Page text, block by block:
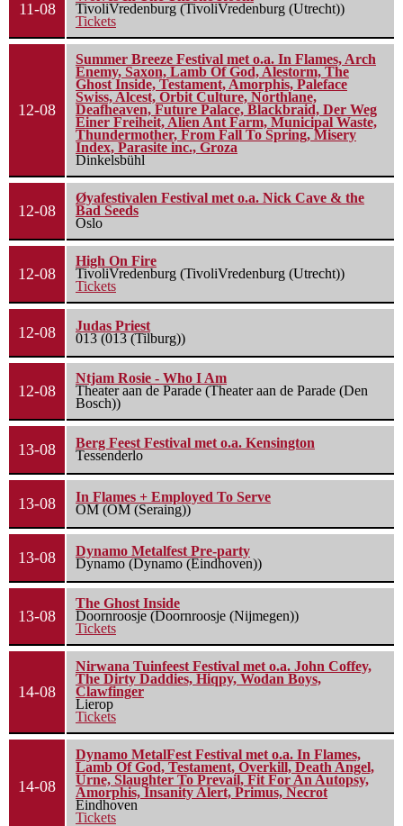
11-08
TivoliVredenburg (TivoliVredenburg (Utrecht))
Tickets
12-08
Summer Breeze Festival met o.a. In Flames, Arch
Enemy, Saxon, Lamb Of God, Alestorm, The
Ghost Inside, Testament, Amorphis, Paleface
Swiss, Alcest, Orbit Culture, Northlane,
Deafheaven, Future Palace, Blackbraid, Der Weg
Einer Freiheit, Alien Ant Farm, Municipal Waste,
Thundermother, From Fall To Spring, Misery
Index, Parasite inc., Groza
Dinkelsbühl
12-08
Øyafestivalen Festival met o.a. Nick Cave & the
Bad Seeds
Oslo
12-08
High On Fire
TivoliVredenburg (TivoliVredenburg (Utrecht))
Tickets
12-08
Judas Priest
013 (013 (Tilburg))
12-08
Ntjam Rosie - Who I Am
Theater aan de Parade (Theater aan de Parade (Den
Bosch))
13-08
Berg Feest Festival met o.a. Kensington
Tessenderlo
13-08
In Flames + Employed To Serve
OM (OM (Seraing))
13-08
Dynamo Metalfest Pre-party
Dynamo (Dynamo (Eindhoven))
13-08
The Ghost Inside
Doornroosje (Doornroosje (Nijmegen))
Tickets
14-08
Nirwana Tuinfeest Festival met o.a. John Coffey,
The Dirty Daddies, Hiqpy, Wodan Boys,
Clawfinger
Lierop
Tickets
14-08
Dynamo MetalFest Festival met o.a. In Flames,
Lamb Of God, Testament, Overkill, Death Angel,
Urne, Slaughter To Prevail, Fit For An Autopsy,
Amorphis, Insanity Alert, Primus, Necrot
Eindhoven
Tickets